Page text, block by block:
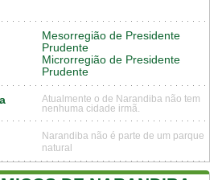
Mesorregião de Presidente
Prudente
Microrregião de Presidente
Prudente
Atualmente o de Narandiba não tem
nenhuma cidade irmã.
Narandiba não é parte de um parque
natural